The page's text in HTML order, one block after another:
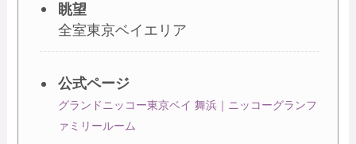
眺望
全室東京ベイエリア
公式ページ
グランドニッコー東京ベイ 舞浜｜ニッコーグランフ
ァミリールーム